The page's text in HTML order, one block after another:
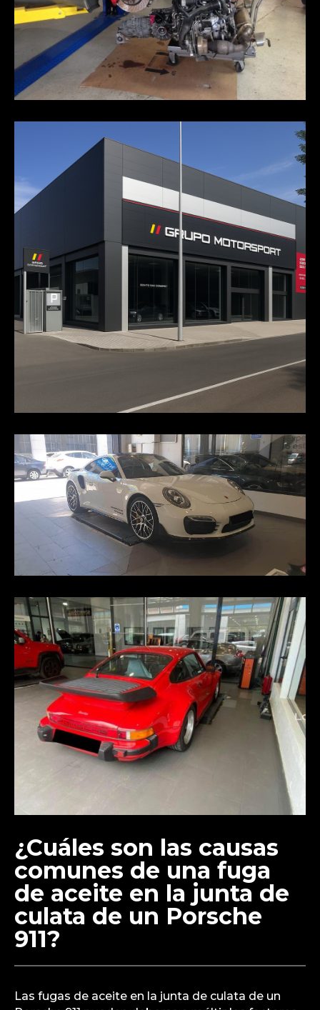
¿Cuáles son las causas
comunes de una fuga
de aceite en la junta de
culata de un Porsche
911?
Las fugas de aceite en la junta de culata de un